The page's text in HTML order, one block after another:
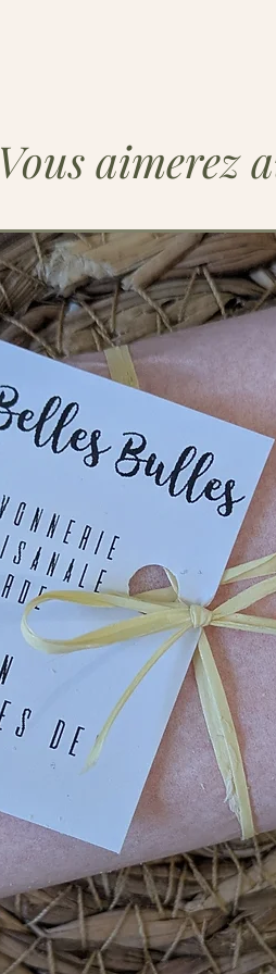
Vous aimerez